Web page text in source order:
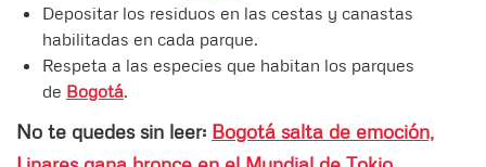
Depositar los residuos en las cestas y canastas
habilitadas en cada parque.
Respeta a las especies que habitan los parques
de Bogotá.
No te quedes sin leer: Bogotá salta de emoción,